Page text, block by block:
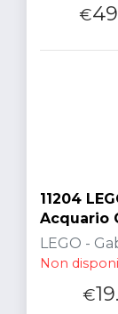
€
11204
Acquario
LEGO -
Non
€